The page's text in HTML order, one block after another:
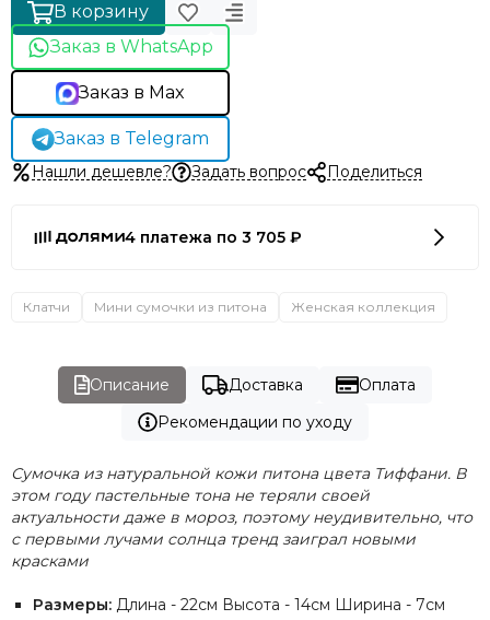
В корзину
Заказ в WhatsApp
Заказ в Max
Заказ в Telegram
Нашли дешевле? Задать вопрос Поделиться
4 платежа по 3 705 ₽
Клатчи Мини сумочки из питона Женская коллекция
Описание Доставка
Оплата
Рекомендации по уходу
Сумочка из натуральной кожи питона цвета Тиффани. В
этом году пастельные тона не теряли своей
актуальности даже в мороз, поэтому неудивительно, что
с первыми лучами солнца тренд заиграл новыми
красками
Размеры: Длина - 22см Высота - 14см Ширина - 7см